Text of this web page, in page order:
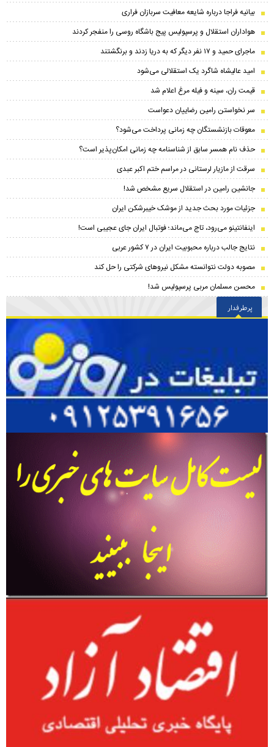
بیانیه فراجا درباره شایعه معافیت سربازان فراری
هواداران استقلال و پرسپولیس پیج باشگاه روسی را منفجر کردند
ماجرای حمید و ۱۷ نفر دیگر که به دریا زدند و برنگشتند
امید عالیشاه شاگرد یک استقلالی می‌شود
قیمت ران، سینه و فیله مرغ اعلام شد
سر نخواستن رامین رضاییان دعواست
معوقات بازنشستگان چه زمانی پرداخت می‌شود؟
حذف نام همسر سابق از شناسنامه چه زمانی امکان‌پذیر است؟
سرقت از مازیار لرستانی در مراسم ختم اکبر عبدی
جانشین رامین در استقلال سریع مشخص شد!
جزئیات مورد بحث جدید از موشک خیبرشکن ایران
اینفانتینو می‌رود، تاج می‌ماند؛ فوتبال ایران جای عجیبی است!
نتایج جالب درباره محبوبیت ایران در ۷ کشور عربی
مصوبه دولت نتوانسته مشکل نیروهای شرکتی را حل کند
محسن مسلمان مربی پرسپولیس شد!
پرطرفدار